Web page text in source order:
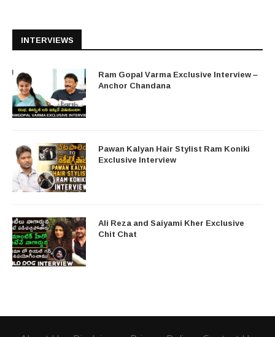
INTERVIEWS
Ram Gopal Varma Exclusive Interview –
Anchor Chandana
Pawan Kalyan Hair Stylist Ram Koniki
Exclusive Interview
Ali Reza and Saiyami Kher Exclusive
Chit Chat